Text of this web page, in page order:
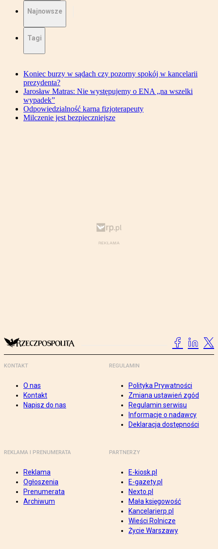
Najnowsze
Tagi
Koniec burzy w sądach czy pozorny spokój w kancelarii
prezydenta?
Jarosław Matras: Nie występujemy o ENA „na wszelki
wypadek”
Odpowiedzialność karna fizjoterapeuty
Milczenie jest bezpieczniejsze
KONTAKT
O nas
Kontakt
Napisz do nas
REGULAMIN
Polityka Prywatności
Zmiana ustawień zgód
Regulamin serwisu
Informacje o nadawcy
Deklaracja dostępności
REKLAMA I PRENUMERATA
Reklama
Ogłoszenia
Prenumerata
Archiwum
PARTNERZY
E-kiosk.pl
E-gazety.pl
Nexto.pl
Mała księgowość
Kancelarierp.pl
Wieści Rolnicze
Życie Warszawy